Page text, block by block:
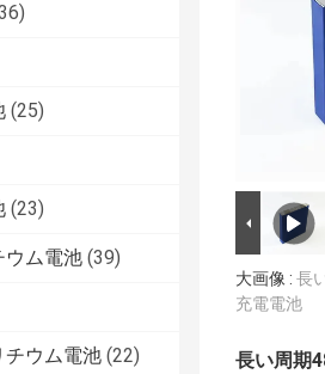
(25)
(23)
ウム電池 (39)
チウム電池 (22)
大画像 : 長
充電電池
長い周期